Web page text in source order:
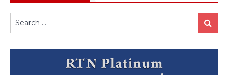
for:
Search